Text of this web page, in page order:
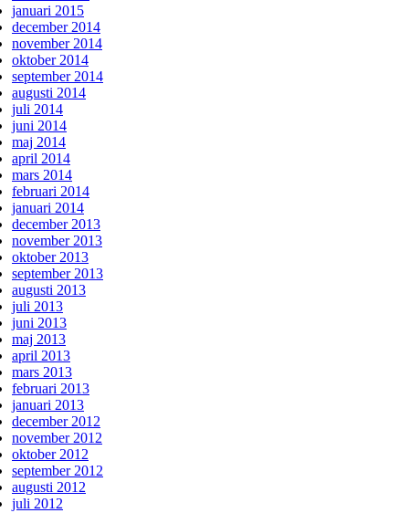
januari 2015
december 2014
november 2014
oktober 2014
september 2014
augusti 2014
juli 2014
juni 2014
maj 2014
april 2014
mars 2014
februari 2014
januari 2014
december 2013
november 2013
oktober 2013
september 2013
augusti 2013
juli 2013
juni 2013
maj 2013
april 2013
mars 2013
februari 2013
januari 2013
december 2012
november 2012
oktober 2012
september 2012
augusti 2012
juli 2012